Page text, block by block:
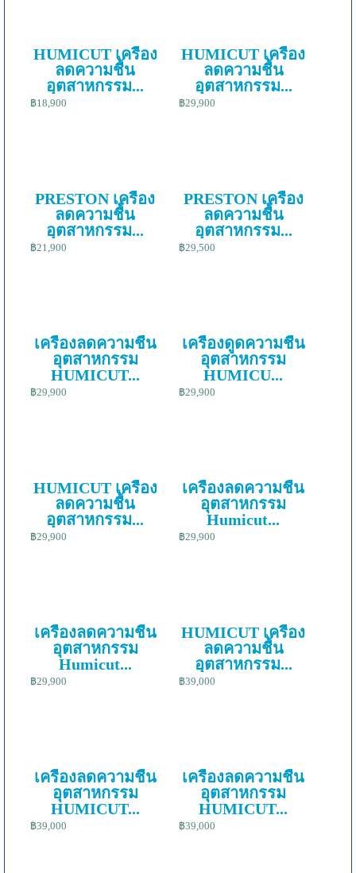
HUMICUT เครื่อง
ลดความชื้น
อุตสาหกรรม...
฿18,900
HUMICUT เครื่อง
ลดความชื้น
อุตสาหกรรม...
฿29,900
PRESTON เครื่อง
ลดความชื้น
อุตสาหกรรม...
฿21,900
PRESTON เครื่อง
ลดความชื้น
อุตสาหกรรม...
฿29,500
เครื่องลดความชื้น
อุตสาหกรรม
HUMICUT...
฿29,900
เครื่องดูดความชื้น
อุตสาหกรรม
HUMICU...
฿29,900
HUMICUT เครื่อง
ลดความชื้น
อุตสาหกรรม...
฿29,900
เครื่องลดความชื้น
อุตสาหกรรม
Humicut...
฿29,900
เครื่องลดความชื้น
อุตสาหกรรม
Humicut...
฿29,900
HUMICUT เครื่อง
ลดความชื้น
อุตสาหกรรม...
฿39,000
เครื่องลดความชื้น
อุตสาหกรรม
HUMICUT...
฿39,000
เครื่องลดความชื้น
อุตสาหกรรม
HUMICUT...
฿39,000